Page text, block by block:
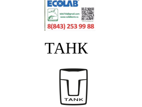
ТАНК